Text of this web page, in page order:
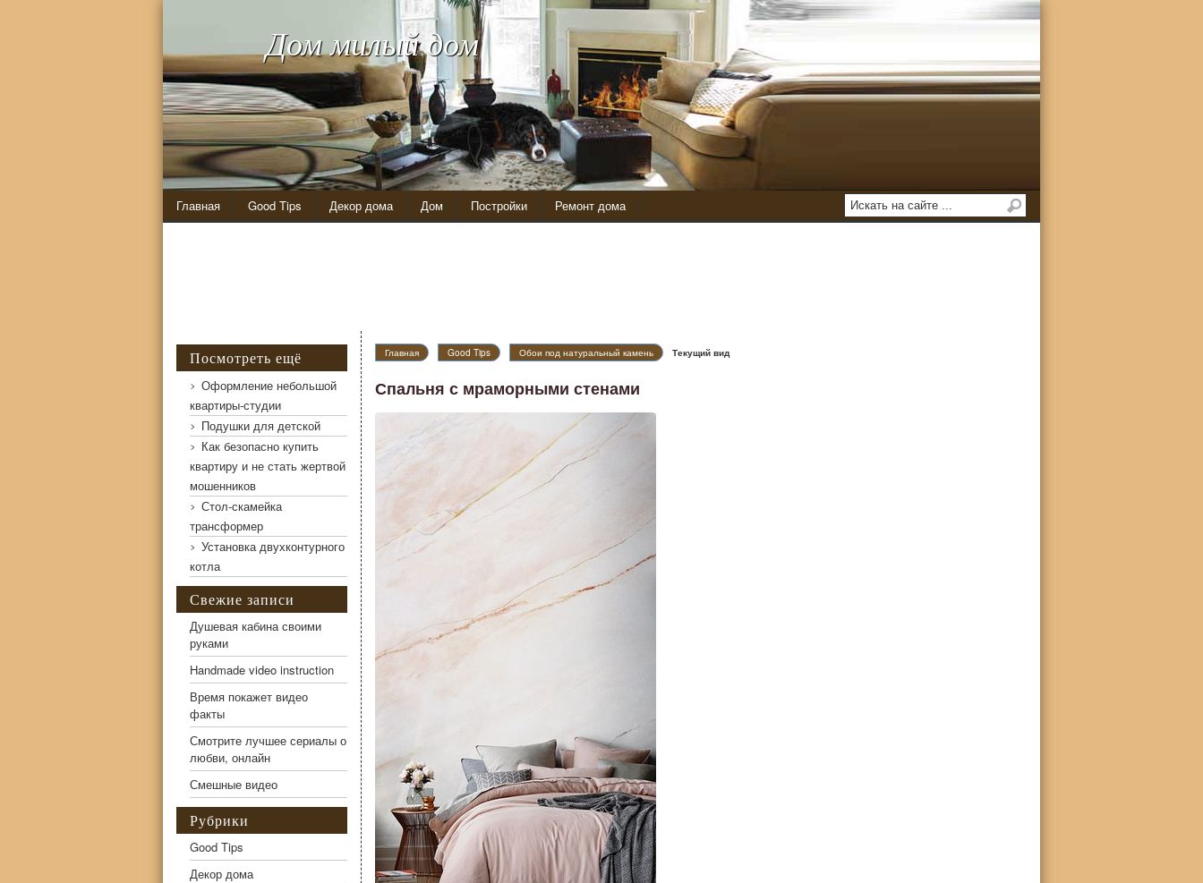
Дом милый дом
Главная Good Tips Декор дома Дом Постройки Ремонт дома
Главная Good Tips Обои под натуральный камень Текущий вид
Спальня с мраморными стенами
Спальня с мраморными стенами
Посмотреть ещё
Оформление небольшой
квартиры-студии
Подушки для детской
Как безопасно купить
квартиру и не стать жертвой
мошенников
Стол-скамейка
трансформер
Установка двухконтурного
котла
Свежие записи
Душевая кабина своими
руками
Handmade video instruction
Время покажет видео
факты
Смотрите лучшее сериалы о
любви, онлайн
Смешные видео
Рубрики
Good Tips
Декор дома